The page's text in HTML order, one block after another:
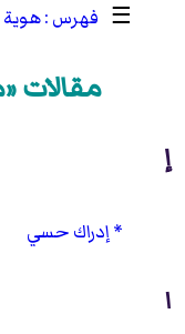
☰ هوية
مقالات
إ
إدراك حسي
ا